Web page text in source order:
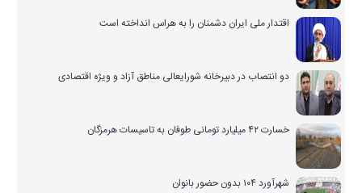
اقتدار ملی ایران دشمنان را به هراس انداخته است
دو انتصاب در دبیرخانه شورایعالی مناطق آزاد و ویژه اقتصادی
خسارت ۴۲ میلیارد تومانی طوفان به تاسیسات هرمزگان
شهرآورد ۱۰۴ بدون حضور بانوان